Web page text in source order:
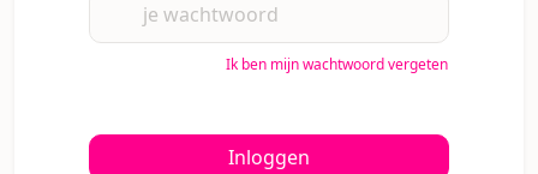
je wachtwoord
Ik ben mijn wachtwoord vergeten
Inloggen